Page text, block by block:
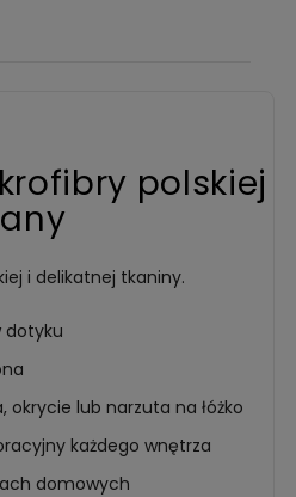
polskiej
i delikatnej tkaniny.
dotyku
okrycie lub narzuta na łóżko
każdego wnętrza
domowych